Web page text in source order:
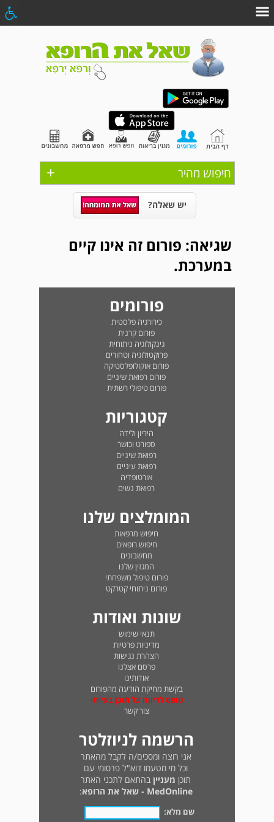
+ חיפוש מהיר
יש שאלה?
שגיאה: פורום זה אינו קיים
במערכת.
פורומים
כירורגיה פלסטית
פורום קרנית
גינקולוגיה ניתוחית
פרוקטולוגיה וטחורים
פורום אוקולופלסטיקה
פורום רפואת שיניים
פורום טיפולי רשתית
קטגוריות
היריון ולידה
ספורט וכושר
רפואת שיניים
רפואת עיניים
אורטופדיה
רפואת נשים
המומלצים שלנו
חיפוש מרפאות
חיפוש רופאים
מחשבונים
המגזין שלנו
פורום טיפול משפחתי
פורום ניתוחי קטרקט
שונות ואודות
תנאי שימוש
מדיניות פרטיות
הצהרת נגישות
פרסם אצלנו
אודותינו
בקשת מחיקת הודעה מהפורום
טופס לדיווח על תוכן בעייתי
צור קשר
הרשמה לניוזלטר
אני רוצה ומסכים/ה לקבל מהאתר
וכל מי מטעמו דוא"ל פרסומי עם
תוכן מעניין בהתאם לתכני האתר
MedOnline - שאל את הרופא
:
שם מלא: